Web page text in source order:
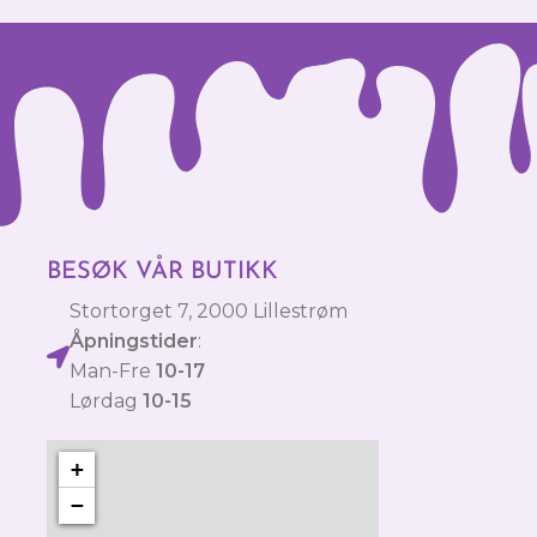
BESØK VÅR BUTIKK
Stortorget 7, 2000 Lillestrøm
Åpningstider:
Man-Fre10-17
Lørdag10-15
+
−